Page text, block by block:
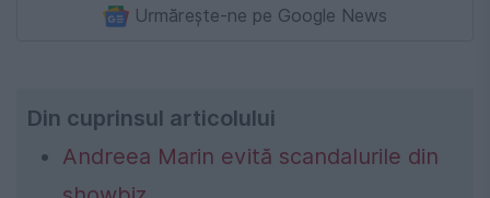
Urmărește-ne pe Google News
Din cuprinsul articolului
Andreea Marin evită scandalurile din